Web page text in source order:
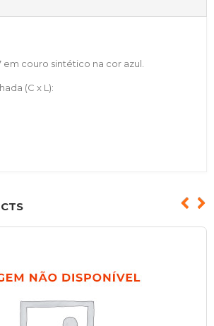
em couro sintético na cor azul.
(C x L):